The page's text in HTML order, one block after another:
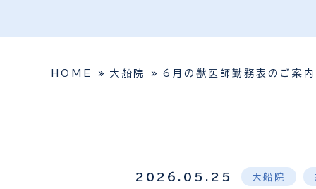
HOME 大船院 6月の獣医師勤務表のご案内
2026.05.25 大船院